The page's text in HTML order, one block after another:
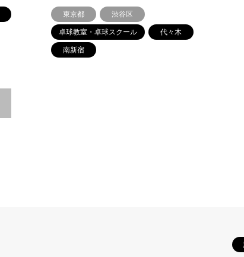
東京都
渋谷区
卓球教室・卓球スクール
代々木
南新宿